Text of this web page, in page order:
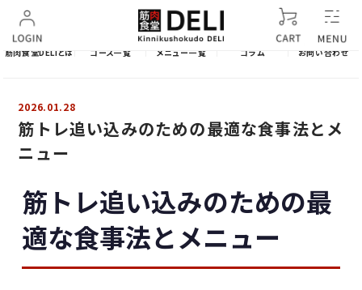
筋肉食堂DELIとは コース一覧 メニュー一覧 コラム お問い合わせ
2026.01.28
筋トレ追い込みのための最適な食事法とメ
ニュー
筋トレ追い込みのための最
適な食事法とメニュー